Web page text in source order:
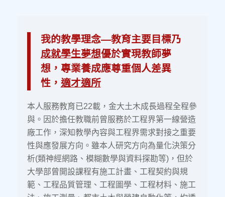
我的教學理念—教育主要目標乃
成就學生夢想優於實現教師夢
想，專業養成應尊重個人差異
性， 適才適所
本人服務教育已22載，金大土木成長過程全程參
與。因於擔任教職前曾服務於工程界第一線營造
廠工作，深知教學內容與工程界需求對接之重要
性與應發展方向。雖本人研究方向為量化決策分
析(類神經網路、模糊數學與資料探勘等)，但於
大學部曾開設課程有施工計畫、工程契約與規
範、工程品質管理、工程圖學、工程材料、施工